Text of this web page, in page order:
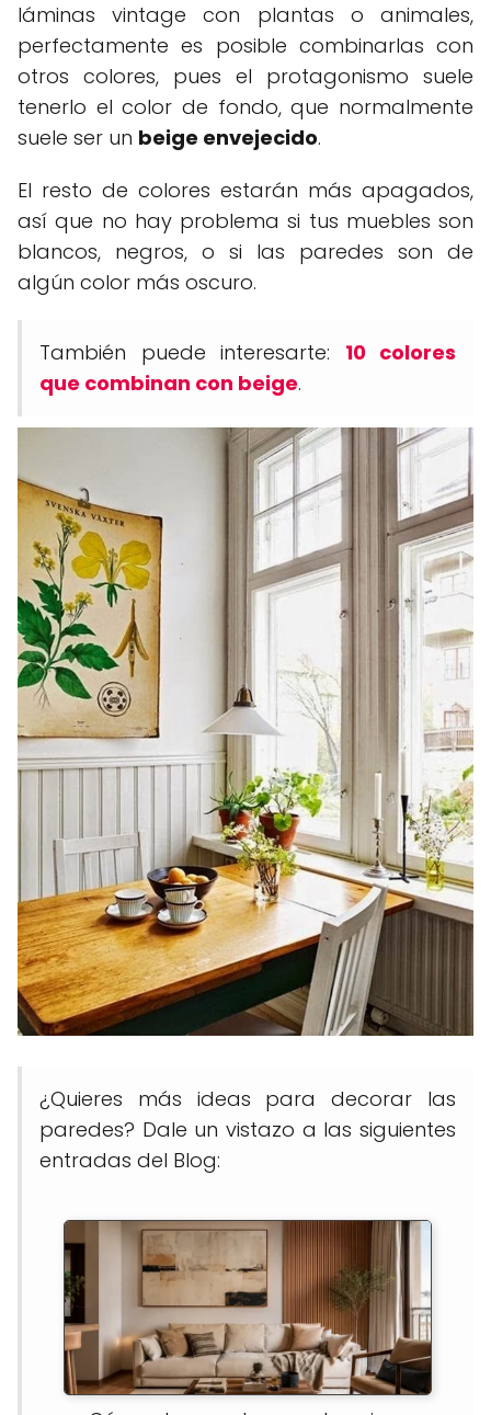
láminas vintage con plantas o animales,
perfectamente es posible combinarlas con
otros colores, pues el protagonismo suele
tenerlo el color de fondo, que normalmente
suele ser un beige envejecido.
El resto de colores estarán más apagados,
así que no hay problema si tus muebles son
blancos, negros, o si las paredes son de
algún color más oscuro.
También puede interesarte: 10 colores
que combinan con beige.
¿Quieres más ideas para decorar las
paredes? Dale un vistazo a las siguientes
entradas del Blog: